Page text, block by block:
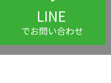
LINE
でお問い合わせ